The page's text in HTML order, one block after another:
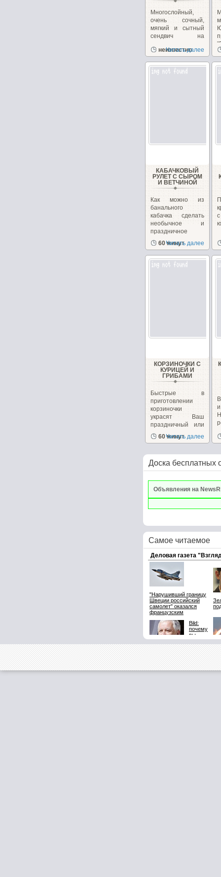
Многослойный,
очень сочный,
мягкий и сытный
сендвич на
закуску!...
неизвестно
Читать далее
КАБАЧКОВЫЙ
РУЛЕТ С СЫРОМ
И ВЕТЧИНОЙ
Как можно из
банального
кабачка сделать
необычное и
праздничное
блюдо. Взяв...
60 минут
Читать далее
КОРЗИНОЧКИ С
КУРИЦЕЙ И
ГРИБАМИ
Быстрые в
приготовлении
корзиночки
украсят Ваш
праздничный или
повседневный...
60 минут
Читать далее
Доска бесплатных
Объявления на
Самое читаемое